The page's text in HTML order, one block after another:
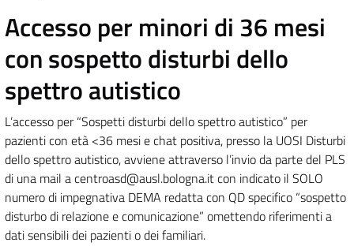
Accesso per minori di 36 mesi
con sospetto disturbi dello
spettro autistico
L’accesso per “Sospetti disturbi dello spettro autistico” per
pazienti con età <36 mesi e chat positiva, presso la UOSI Disturbi
dello spettro autistico, avviene attraverso l’invio da parte del PLS
di una mail a centroasd@ausl.bologna.it con indicato il SOLO
numero di impegnativa DEMA redatta con QD specifico “sospetto
disturbo di relazione e comunicazione” omettendo riferimenti a
dati sensibili dei pazienti o dei familiari.